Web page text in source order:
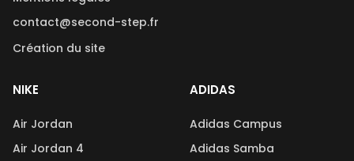
contact@second-step.fr
Création du site
NIKE
Air Jordan
Air Jordan 4
ADIDAS
Adidas Campus
Adidas Samba